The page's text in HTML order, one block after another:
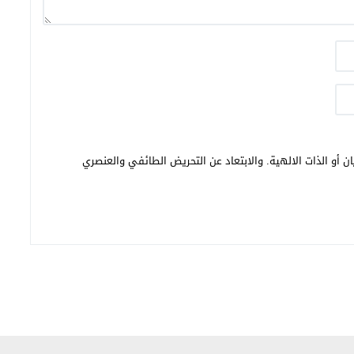
أو الذات الالهية. والابتعاد عن التحريض الطائفي والعنصري